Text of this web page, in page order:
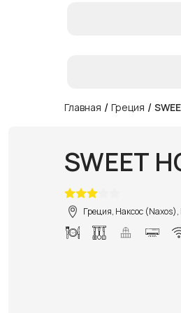
Главная / Греция /
SWEET
Греция, Наксос